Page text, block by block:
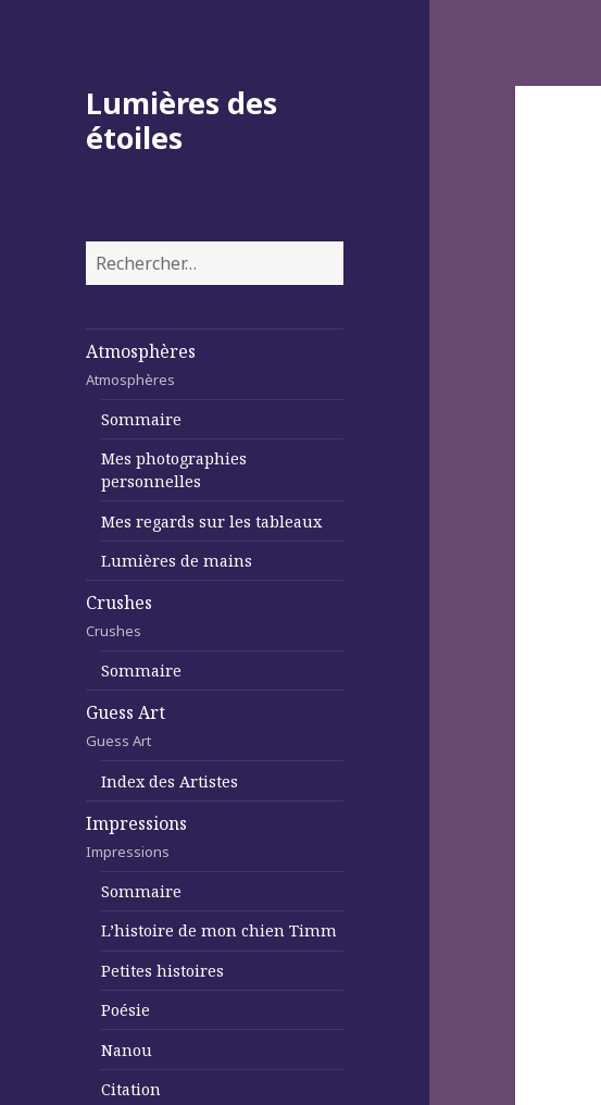
Lumières des
étoiles
Rechercher :
Atmosphères
Atmosphères
Sommaire
Mes photographies
personnelles
Mes regards sur les tableaux
Lumières de mains
Crushes
Crushes
Sommaire
Guess Art
Guess Art
Index des Artistes
Impressions
Impressions
Sommaire
L’histoire de mon chien Timm
Petites histoires
Poésie
Nanou
Citation